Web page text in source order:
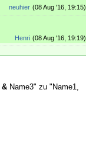
(08 Aug '16, 19:15)
neuhier
(08 Aug '16, 19:19)
Henri
& Name3" zu "Name1,